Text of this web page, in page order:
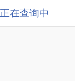
正在查询中